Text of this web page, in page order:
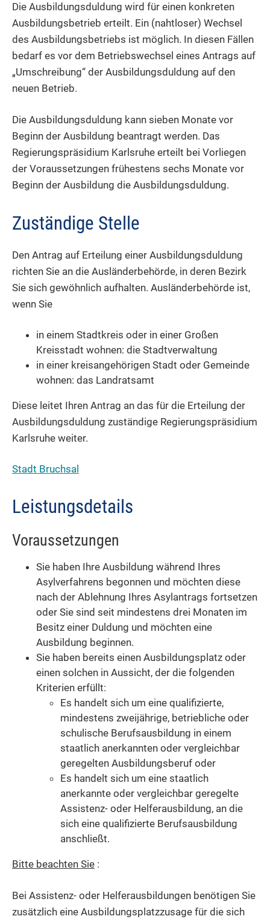
Die Ausbildungsduldung wird für einen konkreten
Ausbildungsbetrieb erteilt. Ein (nahtloser) Wechsel
des Ausbildungsbetriebs ist möglich. In diesen Fällen
bedarf es vor dem Betriebswechsel eines Antrags auf
„Umschreibung“ der Ausbildungsduldung auf den
neuen Betrieb.
Die Ausbildungsduldung kann sieben Monate vor
Beginn der Ausbildung beantragt werden. Das
Regierungspräsidium Karlsruhe erteilt bei Vorliegen
der Voraussetzungen frühestens sechs Monate vor
Beginn der Ausbildung die Ausbildungsduldung.
Zuständige Stelle
Den Antrag auf Erteilung einer Ausbildungsduldung
richten Sie an die Ausländerbehörde, in deren Bezirk
Sie sich gewöhnlich aufhalten. Ausländerbehörde ist,
wenn Sie
in einem Stadtkreis oder in einer Großen
Kreisstadt wohnen: die Stadtverwaltung
in einer kreisangehörigen Stadt oder Gemeinde
wohnen: das Landratsamt
Diese leitet Ihren Antrag an das für die Erteilung der
Ausbildungsduldung zuständige Regierungspräsidium
Karlsruhe weiter.
Stadt Bruchsal
Leistungsdetails
Voraussetzungen
Sie haben Ihre Ausbildung während Ihres
Asylverfahrens begonnen und möchten diese
nach der Ablehnung Ihres Asylantrags fortsetzen
oder Sie sind seit mindestens drei Monaten im
Besitz einer Duldung und möchten eine
Ausbildung beginnen.
Sie haben bereits einen Ausbildungsplatz oder
einen solchen in Aussicht, der die folgenden
Kriterien erfüllt:
Es handelt sich um eine qualifizierte,
mindestens zweijährige, betriebliche oder
schulische Berufsausbildung in einem
staatlich anerkannten oder vergleichbar
geregelten Ausbildungsberuf oder
Es handelt sich um eine staatlich
anerkannte oder vergleichbar geregelte
Assistenz- oder Helferausbildung, an die
sich eine qualifizierte Berufsausbildung
anschließt.
Bitte beachten Sie :
Bei Assistenz- oder Helferausbildungen benötigen Sie
zusätzlich eine Ausbildungsplatzzusage für die sich